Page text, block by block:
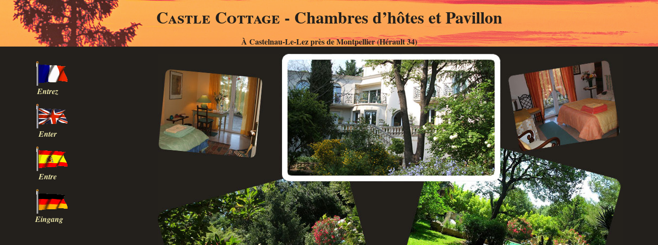
Castle Cottage - Chambres d’hôtes et Pavillon
À Castelnau-Le-Lez près de Montpellier (Hérault 34)
Entrez
Enter
Entre
Eingang